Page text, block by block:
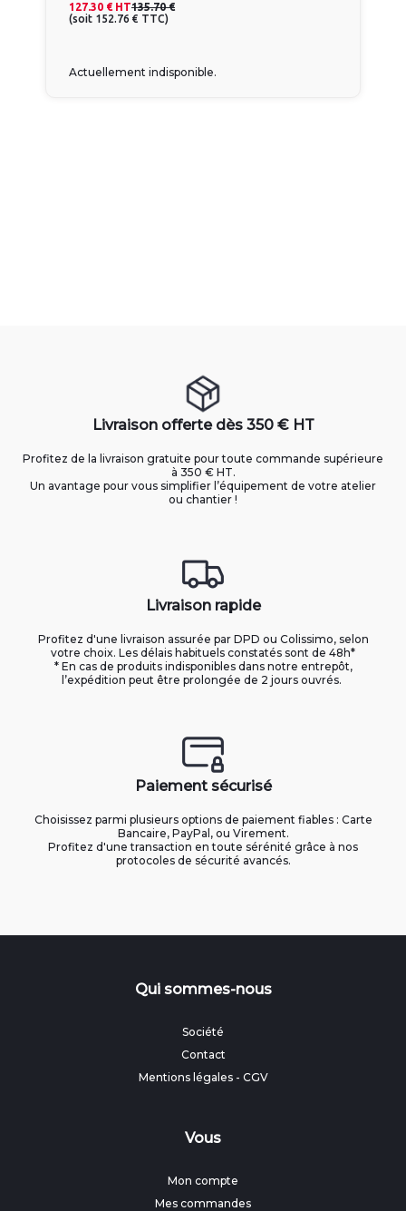
127.30 € HT135.70 €
(soit 152.76 € TTC)
Actuellement indisponible.
Livraison offerte dès 350 € HT
Profitez de la livraison gratuite pour toute commande supérieure
à 350 € HT.
Un avantage pour vous simplifier l’équipement de votre atelier
ou chantier !
Livraison rapide
Profitez d'une livraison assurée par DPD ou Colissimo, selon
votre choix. Les délais habituels constatés sont de 48h*
* En cas de produits indisponibles dans notre entrepôt,
l’expédition peut être prolongée de 2 jours ouvrés.
Paiement sécurisé
Choisissez parmi plusieurs options de paiement fiables : Carte
Bancaire, PayPal, ou Virement.
Profitez d'une transaction en toute sérénité grâce à nos
protocoles de sécurité avancés.
Qui sommes-nous
Société
Contact
Mentions légales- CGV
Vous
Mon compte
Mes commandes